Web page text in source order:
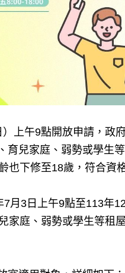
上午9點開放申請，政
育兒家庭、弱勢或學生
也下修至18歲，符合資
月3日上午9點至113年
家庭、弱勢或學生等租